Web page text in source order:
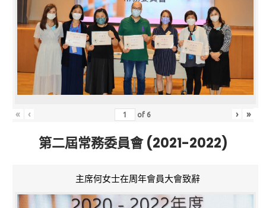
« ‹ of 6 › »
第二屆常務委員會 (2021-2022)
主席何女士在周年會員大會致辭